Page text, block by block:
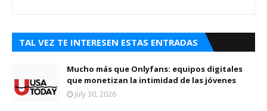
TAL VEZ TE INTERESEN ESTAS ENTRADAS
Mucho más que Onlyfans: equipos digitales
que monetizan la intimidad de las jóvenes
July 30, 2026